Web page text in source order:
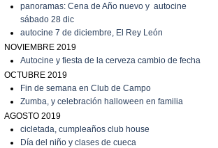
panoramas: Cena de Año nuevo y autocine
sábado 28 dic
autocine 7 de diciembre, El Rey León
NOVIEMBRE 2019
Autocine y fiesta de la cerveza cambio de fecha
OCTUBRE 2019
Fin de semana en Club de Campo
Zumba, y celebración halloween en familia
AGOSTO 2019
cicletada, cumpleaños club house
Día del niño y clases de cueca